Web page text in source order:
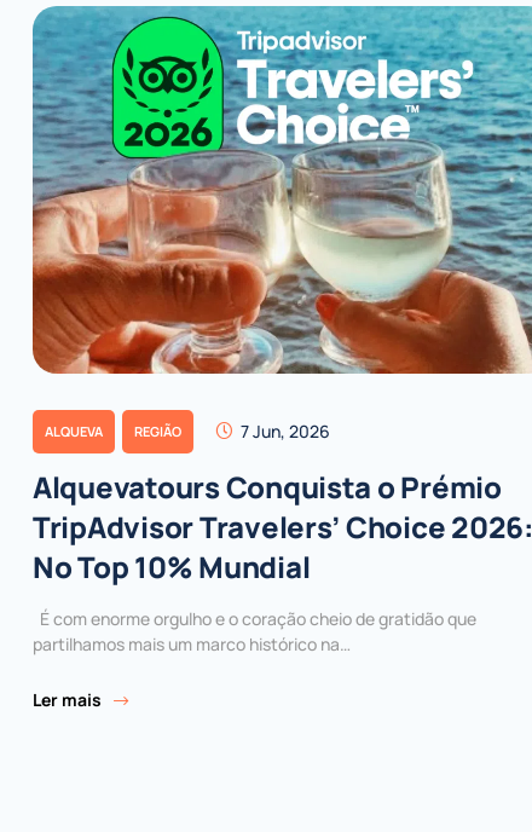
ALQUEVA REGIÃO 7 Jun, 2026
Alquevatours Conquista o Prémio
TripAdvisor Travelers’ Choice 2026:
No Top 10% Mundial
É com enorme orgulho e o coração cheio de gratidão que
partilhamos mais um marco histórico na…
Ler mais